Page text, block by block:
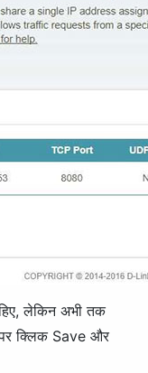
लेकिन अभी तक
क्लिक Save और